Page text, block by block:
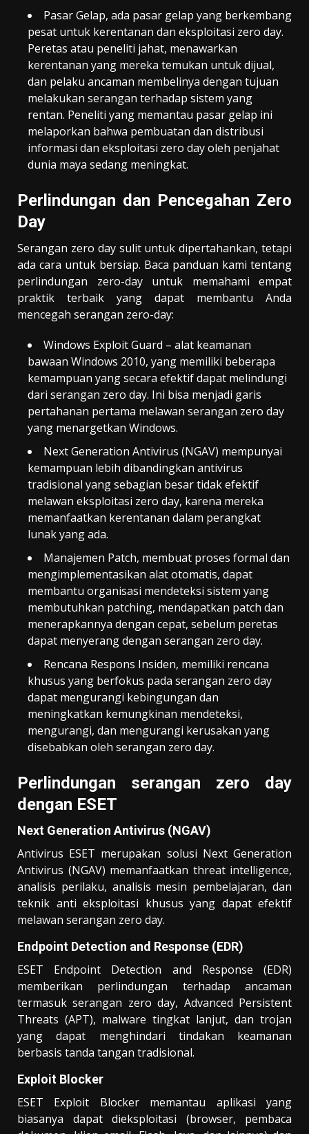
Pasar Gelap, ada pasar gelap yang berkembang
pesat untuk kerentanan dan eksploitasi zero day.
Peretas atau peneliti jahat, menawarkan
kerentanan yang mereka temukan untuk dijual,
dan pelaku ancaman membelinya dengan tujuan
melakukan serangan terhadap sistem yang
rentan. Peneliti yang memantau pasar gelap ini
melaporkan bahwa pembuatan dan distribusi
informasi dan eksploitasi zero day oleh penjahat
dunia maya sedang meningkat.
Perlindungan dan Pencegahan Zero
Day
Serangan zero day sulit untuk dipertahankan, tetapi
ada cara untuk bersiap. Baca panduan kami tentang
perlindungan zero-day untuk memahami empat
praktik terbaik yang dapat membantu Anda
mencegah serangan zero-day:
Windows Exploit Guard – alat keamanan
bawaan Windows 2010, yang memiliki beberapa
kemampuan yang secara efektif dapat melindungi
dari serangan zero day. Ini bisa menjadi garis
pertahanan pertama melawan serangan zero day
yang menargetkan Windows.
Next Generation Antivirus (NGAV) mempunyai
kemampuan lebih dibandingkan antivirus
tradisional yang sebagian besar tidak efektif
melawan eksploitasi zero day, karena mereka
memanfaatkan kerentanan dalam perangkat
lunak yang ada.
Manajemen Patch, membuat proses formal dan
mengimplementasikan alat otomatis, dapat
membantu organisasi mendeteksi sistem yang
membutuhkan patching, mendapatkan patch dan
menerapkannya dengan cepat, sebelum peretas
dapat menyerang dengan serangan zero day.
Rencana Respons Insiden, memiliki rencana
khusus yang berfokus pada serangan zero day
dapat mengurangi kebingungan dan
meningkatkan kemungkinan mendeteksi,
mengurangi, dan mengurangi kerusakan yang
disebabkan oleh serangan zero day.
Perlindungan serangan zero day
dengan ESET
Next Generation Antivirus (NGAV)
Antivirus ESET merupakan solusi Next Generation
Antivirus (NGAV) memanfaatkan threat intelligence,
analisis perilaku, analisis mesin pembelajaran, dan
teknik anti eksploitasi khusus yang dapat efektif
melawan serangan zero day.
Endpoint Detection and Response (EDR)
ESET Endpoint Detection and Response (EDR)
memberikan perlindungan terhadap ancaman
termasuk serangan zero day, Advanced Persistent
Threats (APT), malware tingkat lanjut, dan trojan
yang dapat menghindari tindakan keamanan
berbasis tanda tangan tradisional.
Exploit Blocker
ESET Exploit Blocker memantau aplikasi yang
biasanya dapat dieksploitasi (browser, pembaca